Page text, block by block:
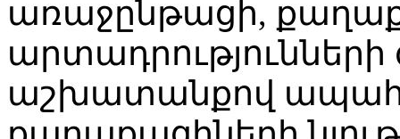
առաջընթացի,
աշխատանքով